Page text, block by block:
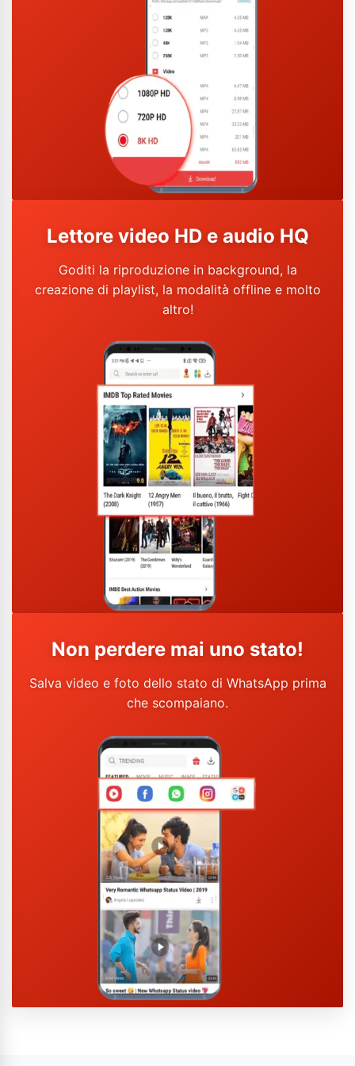
Lettore video HD e audio HQ
Goditi la riproduzione in background, la
creazione di playlist, la modalità offline e molto
altro!
Non perdere mai uno stato!
Salva video e foto dello stato di WhatsApp prima
che scompaiano.